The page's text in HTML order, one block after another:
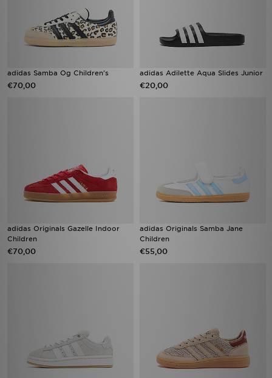
adidas Samba Og Children's
€70,00
adidas Adilette Aqua Slides Junior
€20,00
adidas Originals Gazelle Indoor
Children
€70,00
adidas Originals Samba Jane
Children
€55,00